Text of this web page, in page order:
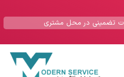
تضمینی در محل مشتری